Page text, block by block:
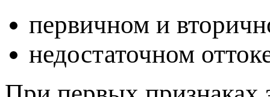
ервичном и
недостаточном